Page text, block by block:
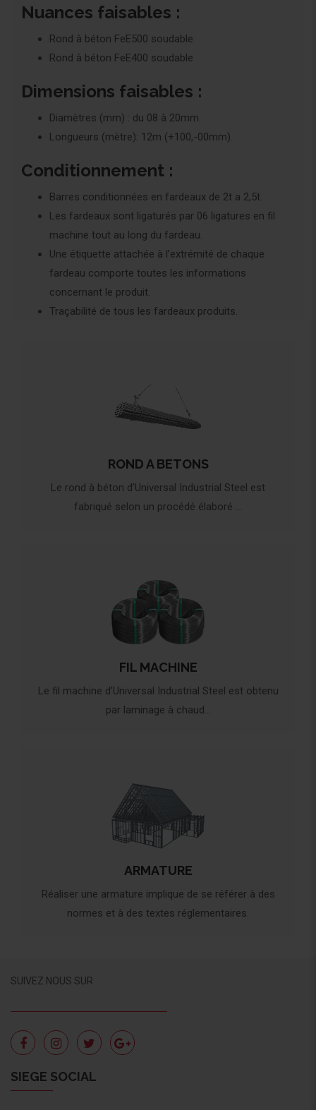
Nuances faisables :
Rond à béton FeE500 soudable
Rond à béton FeE400 soudable
Dimensions faisables :
Diamètres (mm) : du 08 à 20mm.
Longueurs (mètre): 12m (+100,-00mm).
Conditionnement :
Barres conditionnées en fardeaux de 2t a 2,5t.
Les fardeaux sont ligaturés par 06 ligatures en fil
machine tout au long du fardeau.
Une étiquette attachée à l’extrémité de chaque
fardeau comporte toutes les informations
concernant le produit.
Traçabilité de tous les fardeaux produits.
ROND A BETONS
Le rond à béton d’Universal Industrial Steel est
fabriqué selon un procédé élaboré ...
FIL MACHINE
Le fil machine d’Universal Industrial Steel est obtenu
par laminage à chaud...
ARMATURE
Réaliser une armature implique de se référer à des
normes et à des textes réglementaires.
SUIVEZ NOUS SUR
SIEGE SOCIAL